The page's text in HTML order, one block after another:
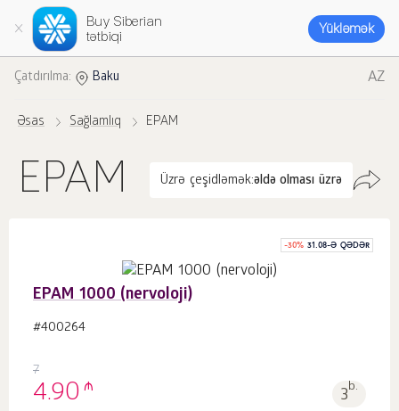
Buy Siberian
tətbiqi
Yükləmək
Çatdırılma: Baku AZ
Əsas Sağlamlıq EPAM
EPAM Üzrə çeşidləmək:əldə olması üzrə
-30% 31.08-Ə QƏDƏR
EPAM 1000 (nervoloji)
#400264
7
4.90 ₼ 3b.